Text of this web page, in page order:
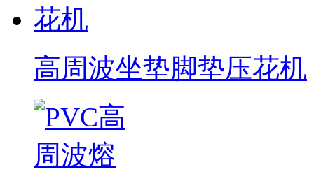
高周波坐垫脚垫压花机